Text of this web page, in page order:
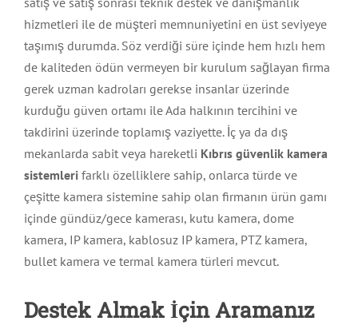
hizmetleri ile de müşteri memnuniyetini en üst seviyeye
taşımış durumda. Söz verdiği süre içinde hem hızlı hem
de kaliteden ödün vermeyen bir kurulum sağlayan firma
gerek uzman kadroları gerekse insanlar üzerinde
kurduğu güven ortamı ile Ada halkının tercihini ve
takdirini üzerinde toplamış vaziyette. İç ya da dış
mekanlarda sabit veya hareketli Kıbrıs güvenlik kamera
sistemleri farklı özelliklere sahip, onlarca türde ve
çeşitte kamera sistemine sahip olan firmanın ürün gamı
içinde gündüz/gece kamerası, kutu kamera, dome
kamera, IP kamera, kablosuz IP kamera, PTZ kamera,
bullet kamera ve termal kamera türleri mevcut.
Destek Almak İçin Aramanız